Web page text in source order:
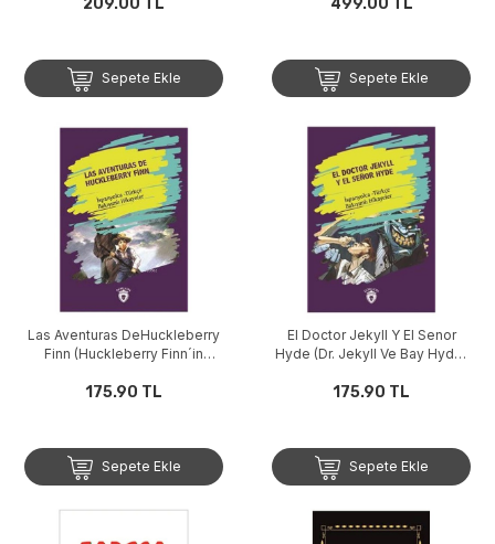
209.00 TL
Sepete Ekle
499.00 TL
Sepete Ekle
Las Aventuras DeHuckleberry
Finn (Huckleberry Finn´in
Bakışımlı Hikaye
175.90 TL
Sepete Ekle
El Doctor Jekyll Y El Senor
Hyde (Dr. Jekyll Ve Bay Hyde)
Hikayeler
175.90 TL
Sepete Ekle